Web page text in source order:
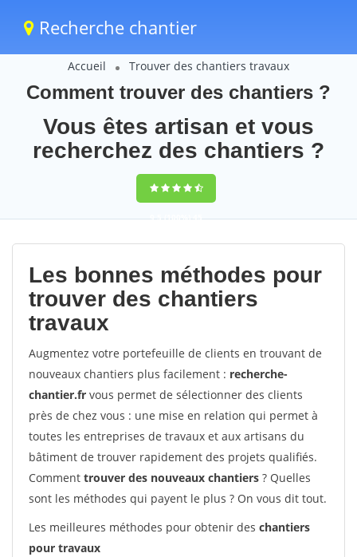
Recherche chantier
Accueil Trouver des chantiers travaux
Comment trouver des chantiers ?
Vous êtes artisan et vous
recherchez des chantiers ?
9,5(100%)45
votes
Les bonnes méthodes pour
trouver des chantiers
travaux
Augmentez votre portefeuille de clients en trouvant de
nouveaux chantiers plus facilement : recherche-
chantier.fr vous permet de sélectionner des clients
près de chez vous : une mise en relation qui permet à
toutes les entreprises de travaux et aux artisans du
bâtiment de trouver rapidement des projets qualifiés.
Comment trouver des nouveaux chantiers ? Quelles
sont les méthodes qui payent le plus ? On vous dit tout.
Les meilleures méthodes pour obtenir des chantiers
pour travaux